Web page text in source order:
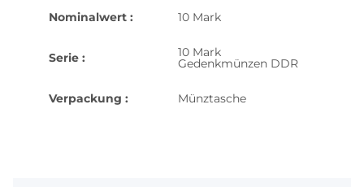
Nominalwert : 10 Mark
Serie : 10 Mark
Gedenkmünzen DDR
Verpackung : Münztasche